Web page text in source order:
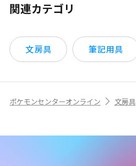
関連カテゴリ
文房具 筆記用具
ポケモンセンターオンライン 文房具